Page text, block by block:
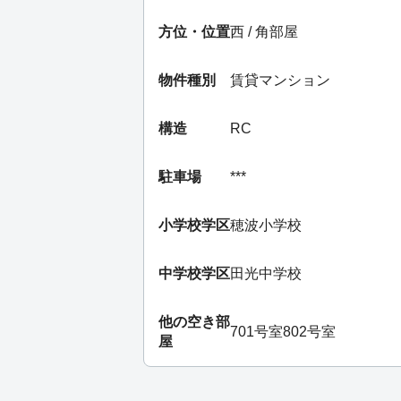
方位・位置西 / 角部屋
物件種別 賃貸マンション
構造 RC
駐車場 ***
小学校学区穂波小学校
中学校学区田光中学校
他の空き部
屋
701号室802号室